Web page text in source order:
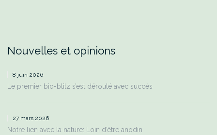
Nouvelles et opinions
8 juin 2026
Le premier bio-blitz s’est déroulé avec succès
27 mars 2026
Notre lien avec la nature: Loin d’être anodin